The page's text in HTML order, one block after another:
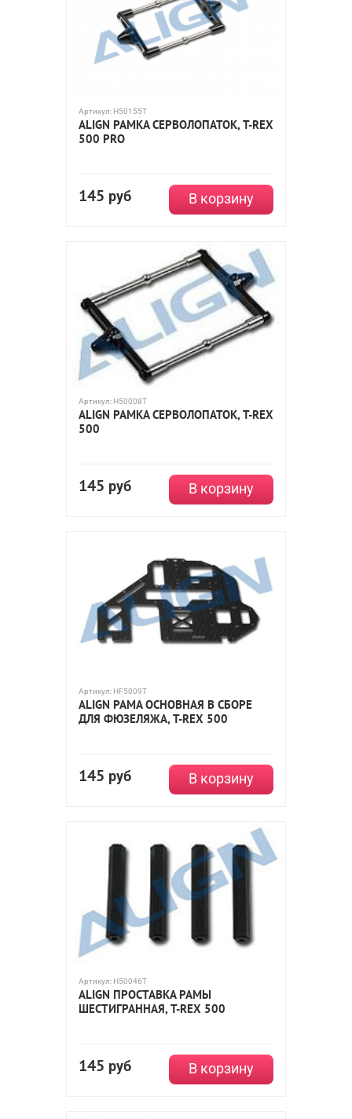
Артикул: H50155T
ALIGN РАМКА СЕРВОЛОПАТОК, T-REX
500 PRO
145 руб В корзину
Артикул: H50008T
ALIGN РАМКА СЕРВОЛОПАТОК, T-REX
500
145 руб В корзину
Артикул: HF5009T
ALIGN РАМА ОСНОВНАЯ В СБОРЕ
ДЛЯ ФЮЗЕЛЯЖА, T-REX 500
145 руб В корзину
Артикул: H50046T
ALIGN ПРОСТАВКА РАМЫ
ШЕСТИГРАННАЯ, T-REX 500
145 руб В корзину